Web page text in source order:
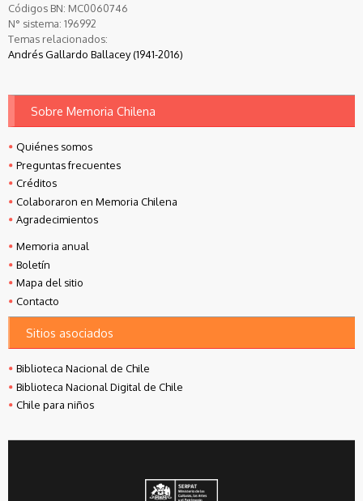
Códigos BN: MC0060746
N° sistema: 196992
Temas relacionados:
Andrés Gallardo Ballacey (1941-2016)
Sobre Memoria Chilena
Quiénes somos
Preguntas frecuentes
Créditos
Colaboraron en Memoria Chilena
Agradecimientos
Memoria anual
Boletín
Mapa del sitio
Contacto
Sitios asociados
Biblioteca Nacional de Chile
Biblioteca Nacional Digital de Chile
Chile para niños